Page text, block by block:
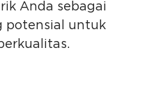
Anda sebagai
potensial untuk